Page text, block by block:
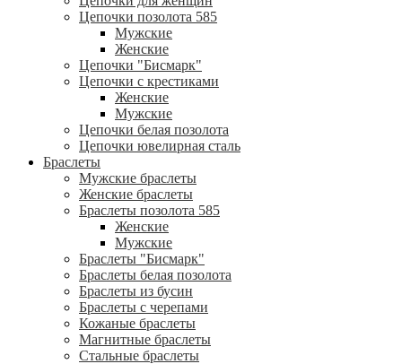
Цепочки позолота 585
Мужские
Женские
Цепочки "Бисмарк"
Цепочки с крестиками
Женские
Мужские
Цепочки белая позолота
Цепочки ювелирная сталь
Браслеты
Мужские браслеты
Женские браслеты
Браслеты позолота 585
Женские
Мужские
Браслеты "Бисмарк"
Браслеты белая позолота
Браслеты из бусин
Браслеты с черепами
Кожаные браслеты
Магнитные браслеты
Стальные браслеты